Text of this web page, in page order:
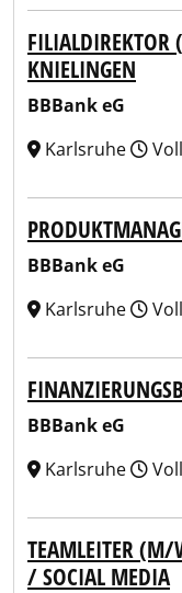
KNIELINGEN
BBBank eG
Karlsruhe
BBBank eG
Karlsruhe
BBBank eG
Karlsruhe
TEAMLEITER (M/
/ SOCIAL MEDIA